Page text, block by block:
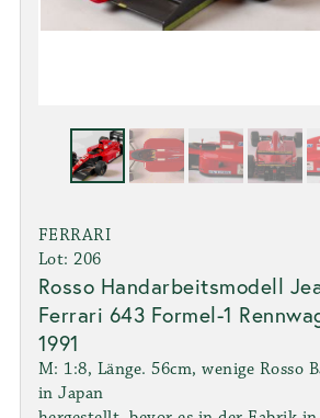
FERRARI
Lot: 206
Rosso Handarbeitsmodell
Ferrari 643 Formel-1
1991
M: 1:8, Länge. 56cm, wenige Rosso
in Japan